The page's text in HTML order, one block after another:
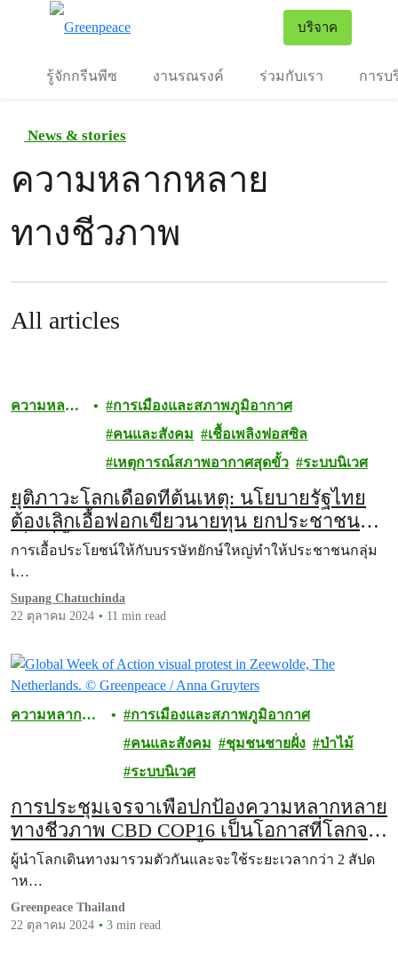
บริจาค
รู้จักกรีนพีซ งานรณรงค์ ร่วมกับเรา การบ
News & stories
ความหลากหลาย
ทางชีวภาพ
All articles
ความหลาก
การเมืองและสภาพภูมิอากาศ
คนและสังคม
เชื้อเพลิงฟอสซิล
เหตุการณ์สภาพอากาศสุดขั้ว
ระบบนิเวศ
ยุติภาวะโลกเดือดที่ต้นเหตุ: นโยบายรัฐไทย
ต้องเลิกเอื้อฟอกเขียวนายทุน ยกประชาชน
เป็นที่ตั้งรับมือวิกฤตสภาพภูมิอากาศ
การเอื้อประโยชน์ให้กับบรรษัทยักษ์ใหญ่ทำให้ประชาชนกลุ่ม
เ…
Supang Chatuchinda
22 ตุลาคม 2024
11 min read
ความหลาก
การเมืองและสภาพภูมิอากาศ
คนและสังคม
ชุมชนชายฝั่ง
ป่าไม้
ระบบนิเวศ
การประชุมเจรจาเพื่อปกป้องความหลากหลาย
ทางชีวภาพ CBD COP16 เป็นโอกาสที่โลกจะ
ปล่อยให้ระบบนิเวศได้ฟื้นฟู
ผู้นำโลกเดินทางมารวมตัวกันและจะใช้ระยะเวลากว่า 2 สัปด
าห…
Greenpeace Thailand
22 ตุลาคม 2024
3 min read